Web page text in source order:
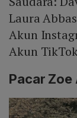
Laura
Akun
Akun
Pacar